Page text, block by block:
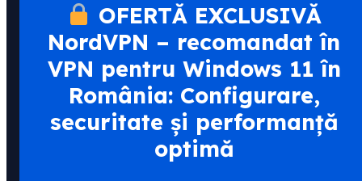
OFERTĂ EXCLUSIVĂ
NordVPN – recomandat în
VPN pentru Windows 11 în
România: Configurare,
securitate și performanță
optimă